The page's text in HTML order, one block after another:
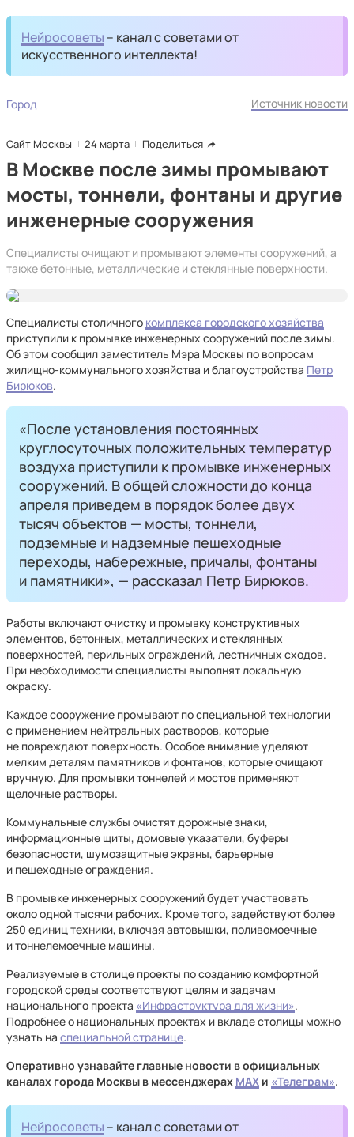
Нейросоветы – канал с советами от
искусственного интеллекта!
Город Источник новости
Сайт Москвы 24 марта Поделиться
В Москве после зимы промывают
мосты, тоннели, фонтаны и другие
инженерные сооружения
Специалисты очищают и промывают элементы сооружений, а
также бетонные, металлические и стеклянные поверхности.
Специалисты столичного комплекса городского хозяйства
приступили к промывке инженерных сооружений после зимы.
Об этом сообщил заместитель Мэра Москвы по вопросам
жилищно-коммунального хозяйства и благоустройства Петр
Бирюков.
«После установления постоянных
круглосуточных положительных температур
воздуха приступили к промывке инженерных
сооружений. В общей сложности до конца
апреля приведем в порядок более двух
тысяч объектов — мосты, тоннели,
подземные и надземные пешеходные
переходы, набережные, причалы, фонтаны
и памятники», — рассказал Петр Бирюков.
Работы включают очистку и промывку конструктивных
элементов, бетонных, металлических и стеклянных
поверхностей, перильных ограждений, лестничных сходов.
При необходимости специалисты выполнят локальную
окраску.
Каждое сооружение промывают по специальной технологии
с применением нейтральных растворов, которые
не повреждают поверхность. Особое внимание уделяют
мелким деталям памятников и фонтанов, которые очищают
вручную. Для промывки тоннелей и мостов применяют
щелочные растворы.
Коммунальные службы очистят дорожные знаки,
информационные щиты, домовые указатели, буферы
безопасности, шумозащитные экраны, барьерные
и пешеходные ограждения.
В промывке инженерных сооружений будет участвовать
около одной тысячи рабочих. Кроме того, задействуют более
250 единиц техники, включая автовышки, поливомоечные
и тоннелемоечные машины.
Реализуемые в столице проекты по созданию комфортной
городской среды соответствуют целям и задачам
национального проекта «Инфраструктура для жизни».
Подробнее о национальных проектах и вкладе столицы можно
узнать на специальной странице.
Оперативно узнавайте главные новости в официальных
каналах города Москвы в мессенджерах MAX и «Телеграм».
Нейросоветы – канал с советами от